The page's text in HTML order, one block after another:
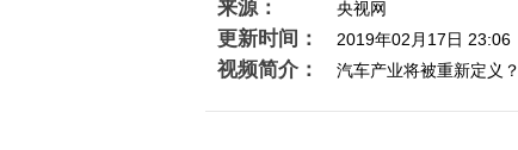
来源： 央视网
更新时间： 2019年02月17日 23:06
视频简介： 汽车产业将被重新定义？